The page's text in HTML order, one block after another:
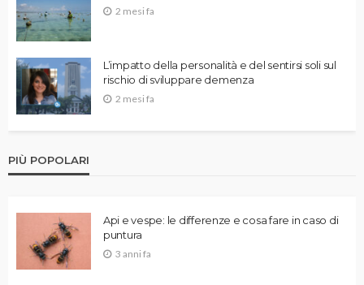
2 mesi fa
L’impatto della personalità e del sentirsi soli sul
rischio di sviluppare demenza
2 mesi fa
PIÙ POPOLARI
Api e vespe: le differenze e cosa fare in caso di
puntura
3 anni fa